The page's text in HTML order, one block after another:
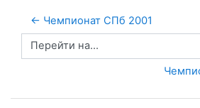
← Чемпионат СПб 2001
Перейти на...